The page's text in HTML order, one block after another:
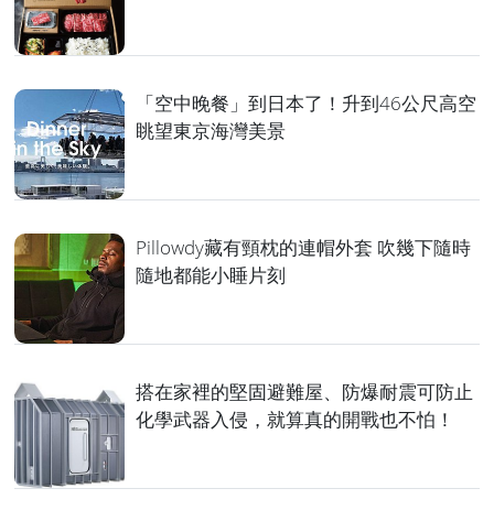
「空中晚餐」到日本了！升到46公尺高空
眺望東京海灣美景
Pillowdy藏有頸枕的連帽外套 吹幾下隨時
隨地都能小睡片刻
搭在家裡的堅固避難屋、防爆耐震可防止
化學武器入侵，就算真的開戰也不怕！